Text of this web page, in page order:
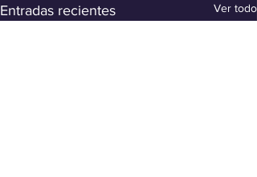
Entradas recientes Ver todo